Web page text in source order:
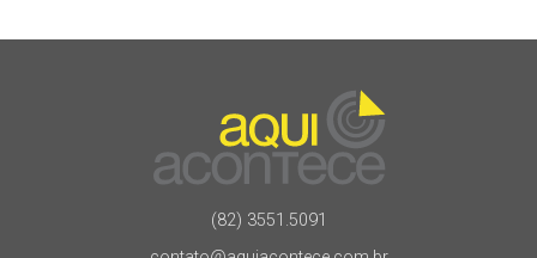
(82) 3551.5091